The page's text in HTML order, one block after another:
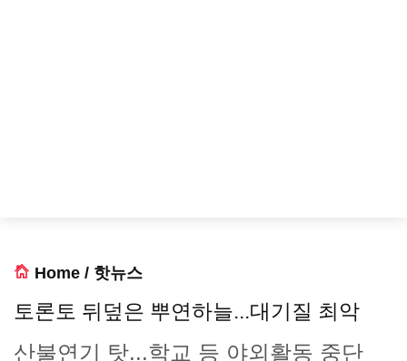
Home / 핫뉴스
토론토 뒤덮은 뿌연하늘...대기질 최악
산불연기 탓...학교 등 야외활동 중단